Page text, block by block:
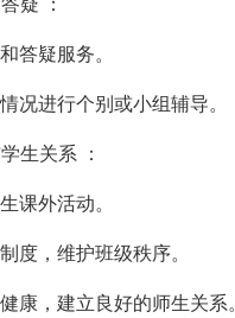
答疑服务。
况进行个别或小组辅导。
生关系 ：
课外活动。
度，维护班级秩序。
康，建立良好的师生关系。